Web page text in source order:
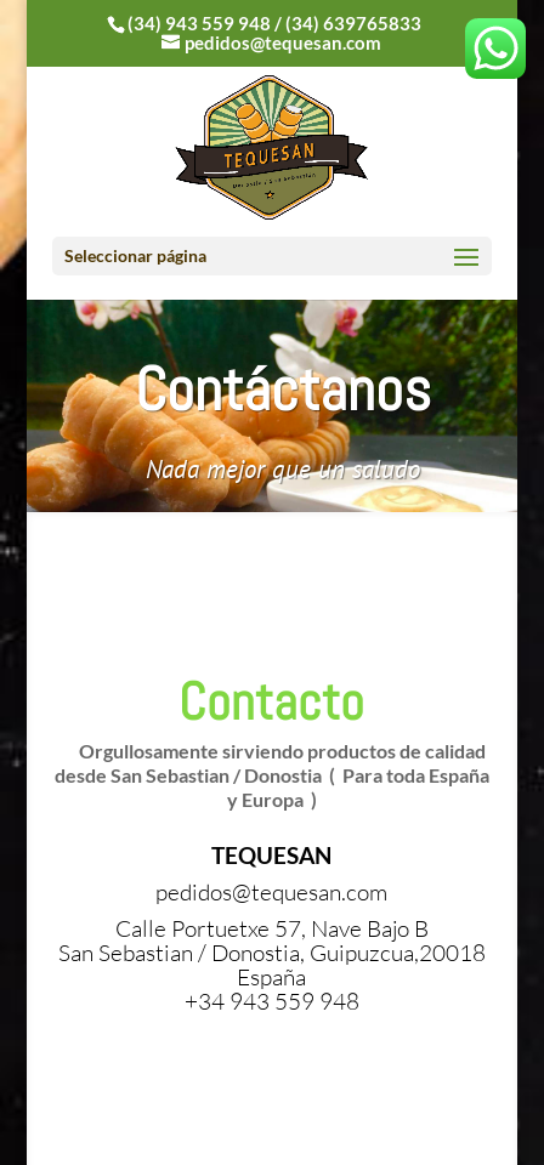
(34) 943 559 948 /(34) 639765833
pedidos@tequesan.com
Seleccionar página
Contáctanos
Nada mejor que un saludo
Contacto
Orgullosamente sirviendo productos de calidad
desde San Sebastian / Donostia ( Para toda España
y Europa )
TEQUESAN
pedidos@tequesan.com
Calle Portuetxe 57, Nave Bajo B
San Sebastian / Donostia, Guipuzcua,20018
España
+34 943 559 948